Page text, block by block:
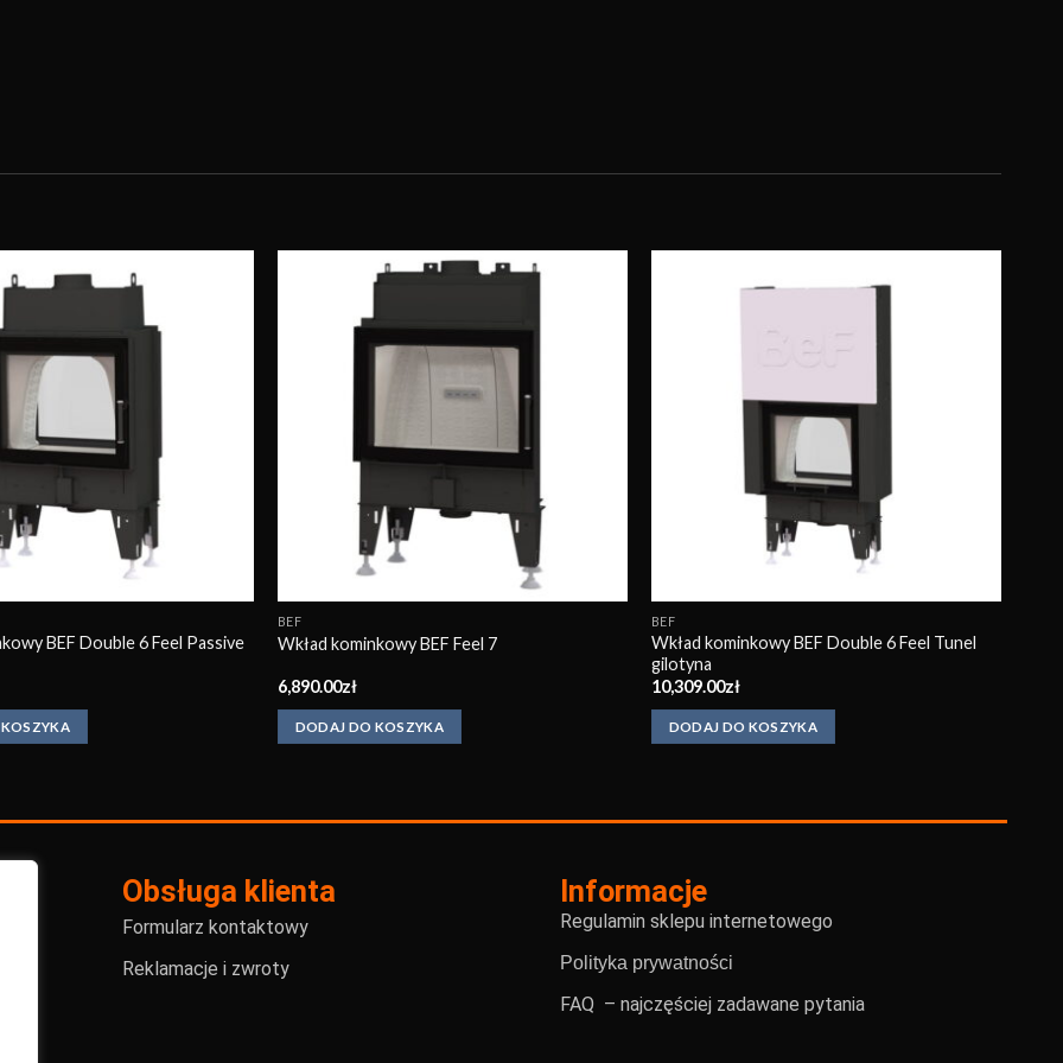
BEF Double 6 Feel Passive
BEF
Wkład kominkowy BEF Feel 7
6,890.00zł
DODAJ DO KOSZYKA
BEF
Wkład kominkowy BEF Double 6 Feel Tunel
gilotyna
10,309.00zł
DODAJ DO KOSZYKA
Obsługa klienta
Formularz kontaktowy
Reklamacje i zwroty
Informacje
Regulamin sklepu internetowego
Polityka prywatności
FAQ – najczęściej zadawane pytania